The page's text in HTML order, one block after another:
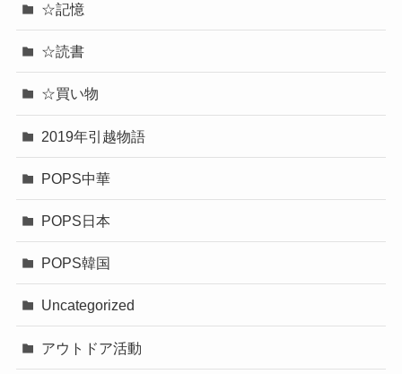
☆記憶
☆読書
☆買い物
2019年引越物語
POPS中華
POPS日本
POPS韓国
Uncategorized
アウトドア活動